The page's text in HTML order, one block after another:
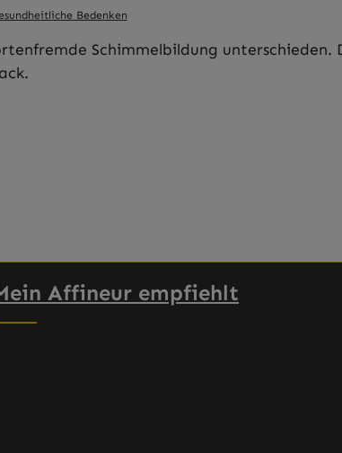
Bedenken
Schimmelbildung
Affineur empfiehlt